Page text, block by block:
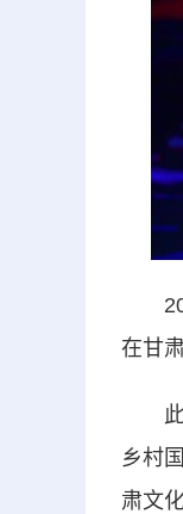
在甘
此外
乡村
肃文